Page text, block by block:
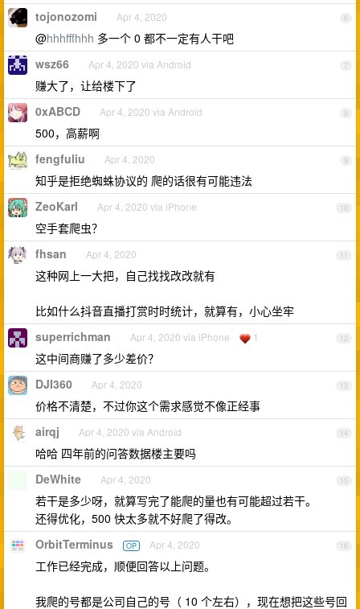
6
tojonozomi Apr 4, 2020
@hhhfffhhh 多一个 0 都不一定有人干吧
7
wsz66 Apr 4, 2020 via Android
赚大了，让给楼下了
8
0xABCD Apr 4, 2020 via Android
500，高薪啊
9
fengfuliu Apr 4, 2020
知乎是拒绝蜘蛛协议的 爬的话很有可能违法
10
ZeoKarl Apr 4, 2020 via iPhone
空手套爬虫？
11
fhsan Apr 4, 2020
这种网上一大把，自己找找改改就有
比如什么抖音直播打赏时时统计，就算有，小心坐牢
12
superrichman Apr 4, 2020 via iPhone 1
这中间商赚了多少差价？
13
DJI360 Apr 4, 2020
价格不清楚，不过你这个需求感觉不像正经事
14
airqj Apr 4, 2020 via Android
哈哈 四年前的问答数据楼主要吗
15
DeWhite Apr 4, 2020
若干是多少呀，就算写完了能爬的量也有可能超过若干。
还得优化，500 快太多就不好爬了得改。
16
OrbitTerminus OP Apr 4, 2020
工作已经完成，顺便回答以上问题。
我爬的号都是公司自己的号（ 10 个左右），现在想把这些号回